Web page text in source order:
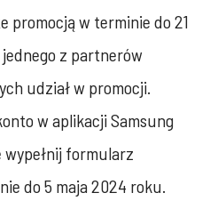
promocją w terminie do 21
z partnerów
udział w promocji.
w aplikacji Samsung
wypełnij formularz
do 5 maja 2024 roku.